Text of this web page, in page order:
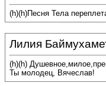
(h)(h)Песня Тела
Лилия
(h)(h)
Ты молодец, Вячеслав!